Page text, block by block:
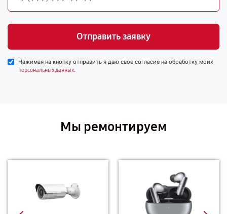
Отправить заявку
Нажимая на кнопку отправить я даю свое согласие на обработку моих
персональных данных.
Мы ремонтируем